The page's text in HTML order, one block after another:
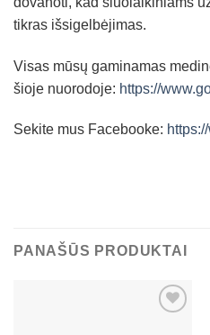
tikras išsigelbėjimas.
Visas mūsų gaminamas
šioje nuorodoje: https://
Sekite mus Facebooke:
PANAŠŪS PRODUKTAI